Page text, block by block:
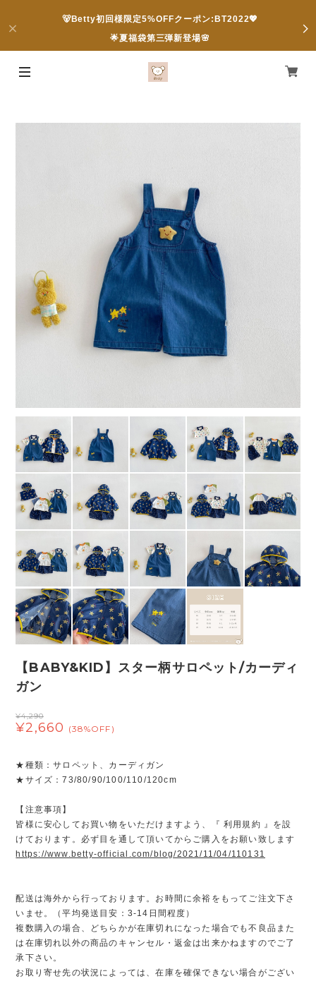
🐻Betty初回様限定5%OFFクーポン:BT2022💖
🌟夏福袋第三弾新登場🌸
【BABY&KID】スター柄サロペット/カーディ
ガン
¥4,290
¥2,660 (38%OFF)
★種類：サロペット、カーディガン
★サイズ：73/80/90/100/110/120cm
【注意事項】
皆様に安心してお買い物をいただけますよう、『 利用規約 』を設
けております。必ず目を通して頂いてからご購入をお願い致します
https://www.betty-official.com/blog/2021/11/04/110131
配送は海外から行っております。お時間に余裕をもってご注文下さ
いませ。（平均発送目安：3-14日間程度）
複数購入の場合、どちらかが在庫切れになった場合でも不良品また
は在庫切れ以外の商品のキャンセル・返金は出来かねますのでご了
承下さい。
お取り寄せ先の状況によっては、在庫を確保できない場合がござい